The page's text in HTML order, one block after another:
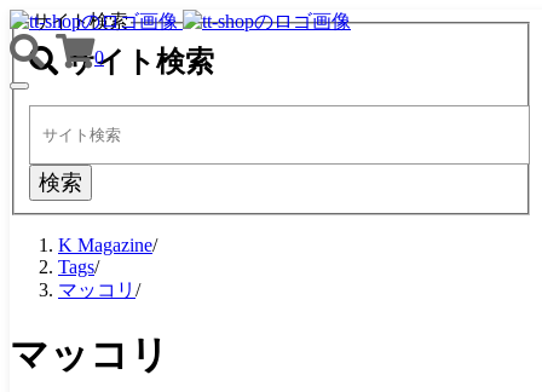
0
TOGGLE
NAVIGATION
サイト検索
サイト検索
検索
K Magazine/
Tags/
マッコリ /
マッコリ